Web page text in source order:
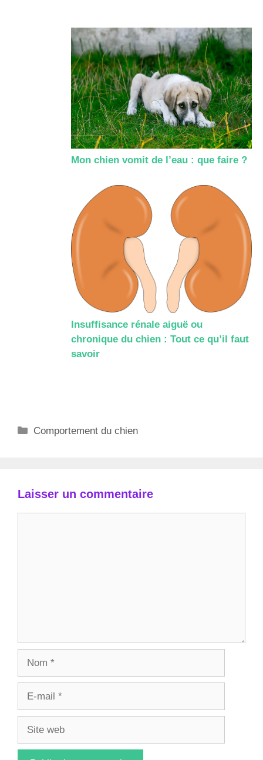
Mon chien vomit de l’eau : que faire ?
Insuffisance rénale aiguë ou
chronique du chien : Tout ce qu’il faut
savoir
Catégories
Comportement du chien
Laisser un commentaire